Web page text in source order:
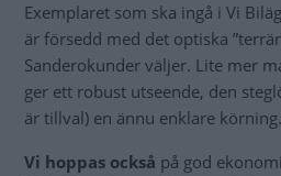
Exemplaret som ska ingå i Vi
är försedd med det optiska
Sanderokunder väljer. Lite mer
ger ett robust utseende, den
är tillval) en ännu enklare
Vi hoppas också på god